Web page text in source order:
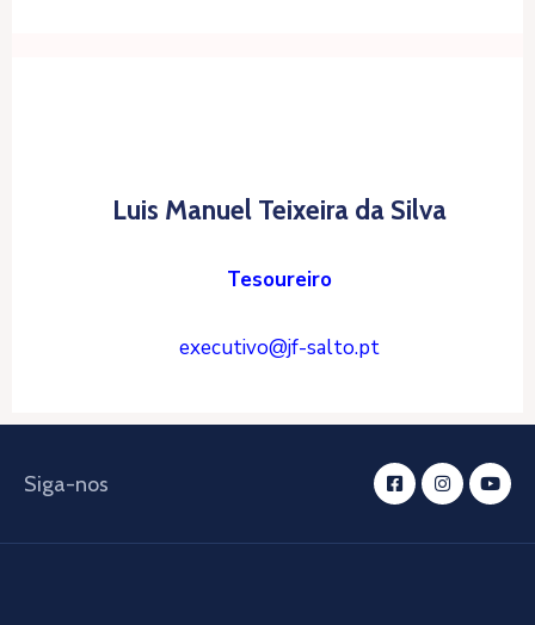
Luis Manuel Teixeira da Silva
Tesoureiro
executivo@jf-salto.pt
Siga-nos